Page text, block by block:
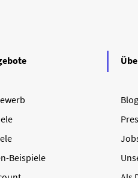
Beispiele
Blog